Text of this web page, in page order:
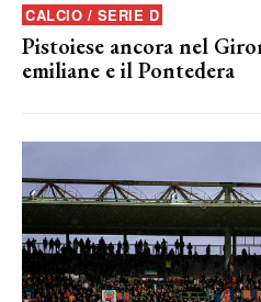
CALCIO / SERIE D
Pistoiese ancora nel
emiliane e il Pontedera